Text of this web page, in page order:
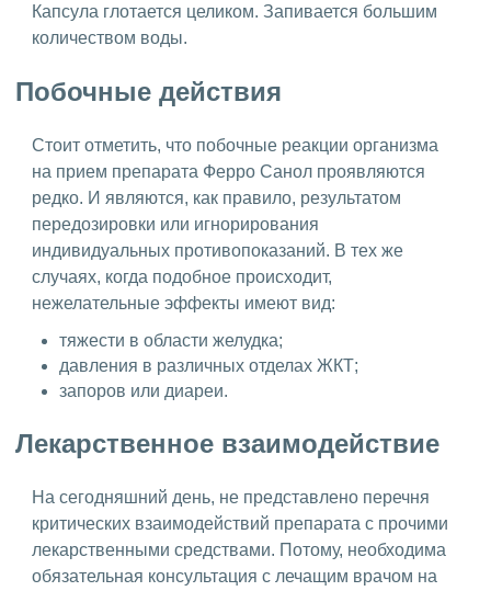
Капсула глотается целиком. Запивается большим
количеством воды.
Побочные действия
Стоит отметить, что побочные реакции организма
на прием препарата Ферро Санол проявляются
редко. И являются, как правило, результатом
передозировки или игнорирования
индивидуальных противопоказаний. В тех же
случаях, когда подобное происходит,
нежелательные эффекты имеют вид:
тяжести в области желудка;
давления в различных отделах ЖКТ;
запоров или диареи.
Лекарственное взаимодействие
На сегодняшний день, не представлено перечня
критических взаимодействий препарата с прочими
лекарственными средствами. Потому, необходима
обязательная консультация с лечащим врачом на